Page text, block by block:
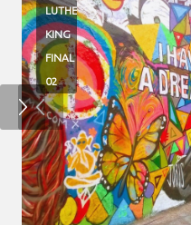
LUTHER
KING
FINAL
02